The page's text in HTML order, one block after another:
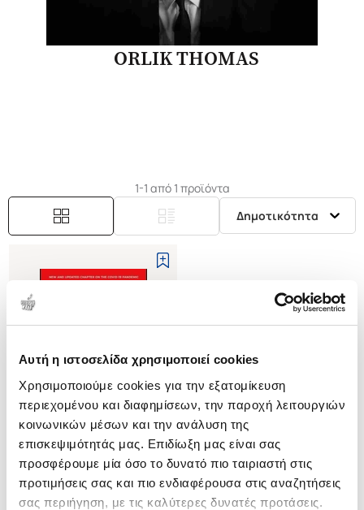
Αυτή η ιστοσελίδα χρησιμοποιεί cookies
Χρησιμοποιούμε cookies για την εξατομίκευση
περιεχομένου και διαφημίσεων, την παροχή λειτουργιών
κοινωνικών μέσων και την ανάλυση της
επισκεψιμότητάς μας. Επιδίωξη μας είναι σας
προσφέρουμε μία όσο το δυνατό πιο ταιριαστή στις
προτιμήσεις σας και πιο ενδιαφέρουσα στις αναζητήσεις
σας περιήγηση, με τις καλύτερες δυνατές προτάσεις.
ORLIK THOMAS
1-1 από 1 προϊόντα
Δημοτικότητα
(0)
(P/B) China
The Bubble that Never Pops